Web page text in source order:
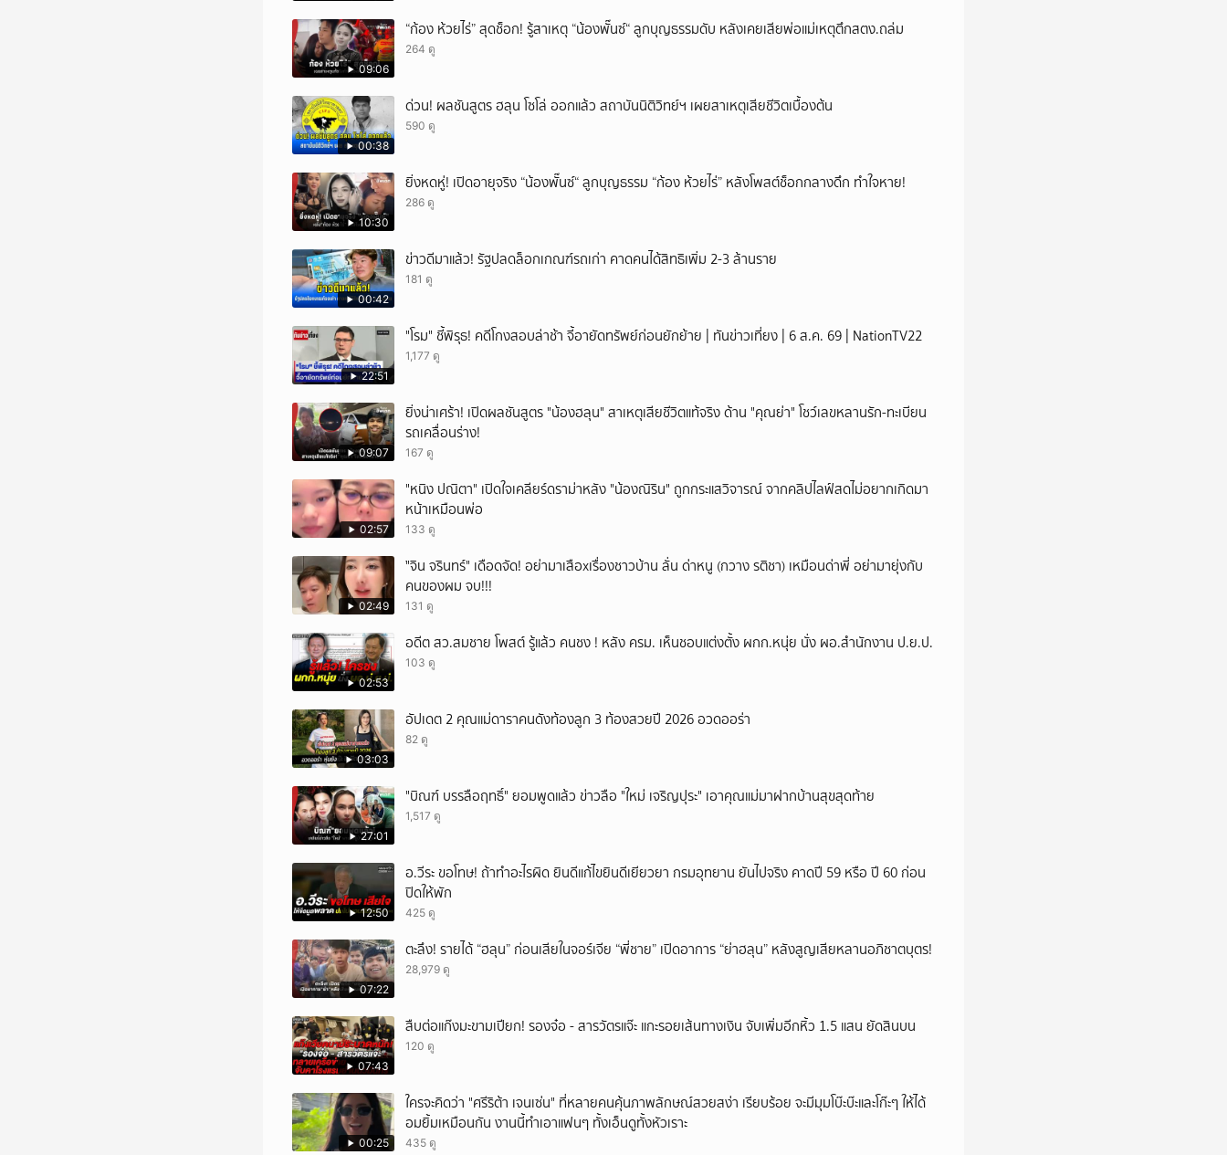
09:06
“ก้อง ห้วยไร่” สุดช็อก! รู้สาเหตุ “น้องพั๊นซ์“ ลูกบุญธรรมดับ หลังเคยเสียพ่อแม่เหตุตึกสตง.ถล่ม
264 ดู
00:38
ด่วน! ผลชันสูตร ฮลุน โซโล่ ออกแล้ว สถาบันนิติวิทย์ฯ เผยสาเหตุเสียชีวิตเบื้องต้น
590 ดู
10:30
ยิ่งหดหู่! เปิดอายุจริง “น้องพั๊นซ์“ ลูกบุญธรรม “ก้อง ห้วยไร่” หลังโพสต์ช็อกกลางดึก ทำใจหาย!
286 ดู
00:42
ข่าวดีมาแล้ว! รัฐปลดล็อกเกณฑ์รถเก่า คาดคนได้สิทธิเพิ่ม 2-3 ล้านราย
181 ดู
22:51
"โรม" ชี้พิรุธ! คดีโกงสอบล่าช้า จี้อายัดทรัพย์ก่อนยักย้าย | ทันข่าวเที่ยง | 6 ส.ค. 69 | NationTV22
1,177 ดู
09:07
ยิ่งน่าเศร้า! เปิดผลชันสูตร "น้องฮลุน" สาเหตุเสียชีวิตแท้จริง ด้าน "คุณย่า" โชว์เลขหลานรัก-ทะเบียน
รถเคลื่อนร่าง!
167 ดู
02:57
"หนิง ปณิตา" เปิดใจเคลียร์ดราม่าหลัง "น้องณิริน" ถูกกระแสวิจารณ์ จากคลิปไลฟ์สดไม่อยากเกิดมา
หน้าเหมือนพ่อ
133 ดู
02:49
ั่"จิน จรินทร์" เดือดจัด! อย่ามาเสือxเรื่องชาวบ้าน ลั่น ด่าหนู (กวาง รติชา) เหมือนด่าพี่ อย่ามายุ่งกับ
คนของผม จบ!!!
131 ดู
02:53
อดีต สว.สมชาย โพสต์ รู้แล้ว คนชง ! หลัง ครม. เห็นชอบแต่งตั้ง ผกก.หนุ่ย นั่ง ผอ.สำนักงาน ป.ย.ป.
103 ดู
03:03
อัปเดต 2 คุณแม่ดาราคนดังท้องลูก 3 ท้องสวยปี 2026 อวดออร่า
82 ดู
27:01
"บิณฑ์ บรรลือฤทธิ์" ยอมพูดแล้ว ข่าวลือ "ใหม่ เจริญปุระ" เอาคุณแม่มาฝากบ้านสุขสุดท้าย
1,517 ดู
12:50
อ.วีระ ขอโทษ! ถ้าทำอะไรผิด ยินดีแก้ไขยินดีเยียวยา กรมอุทยาน ยันไปจริง คาดปี 59 หรือ ปี 60 ก่อน
ปิดให้พัก
425 ดู
07:22
ตะลึง! รายได้ “ฮลุน” ก่อนเสียในจอร์เจีย “พี่ชาย” เปิดอาการ “ย่าฮลุน” หลังสูญเสียหลานอภิชาตบุตร!
28,979 ดู
07:43
สืบต่อแก๊งมะขามเปียก! รองจ๋อ - สารวัตรแจ๊ะ แกะรอยเส้นทางเงิน จับเพิ่มอีกหิ้ว 1.5 แสน ยัดสินบน
120 ดู
00:25
ใครจะคิดว่า "ศรีริต้า เจนเซ่น" ที่หลายคนคุ้นภาพลักษณ์สวยสง่า เรียบร้อย จะมีมุมโบ๊ะบ๊ะและโก๊ะๆ ให้ได้
อมยิ้มเหมือนกัน งานนี้ทำเอาแฟนๆ ทั้งเอ็นดูทั้งหัวเราะ
435 ดู